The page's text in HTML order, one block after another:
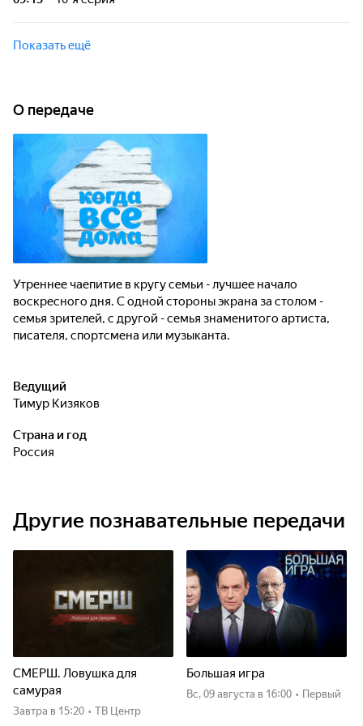
семья зрителей, с другой - семья знаменитого артиста,
писателя, спортсмена или музыканта.
Утреннее чаепитие в кругу семьи - лучшее начало
воскресного дня. С одной стороны экрана за столом -
семья зрителей, с другой - семья знаменитого артиста,
Показать ещё
О передаче
Утреннее чаепитие в кругу семьи - лучшее начало
воскресного дня. С одной стороны экрана за столом -
семья зрителей, с другой - семья знаменитого артиста,
писателя, спортсмена или музыканта.
Ведущий
Тимур Кизяков
Страна и год
Россия
Другие познавательные передачи
СМЕРШ. Ловушка для
самурая
Завтра в 15:20 • ТВ Центр
Большая игра
вс, 09 августа в 16:00 • Первый